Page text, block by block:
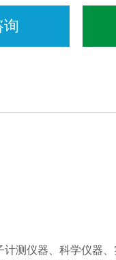
询
测仪器、科学仪器